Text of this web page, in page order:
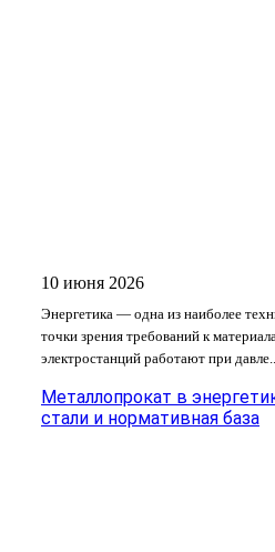
10 июня 2026
Энергетика — одна из наиболее
точки зрения требований к
электростанций работают при давле...
Металлопрокат в
стали и нормативная база